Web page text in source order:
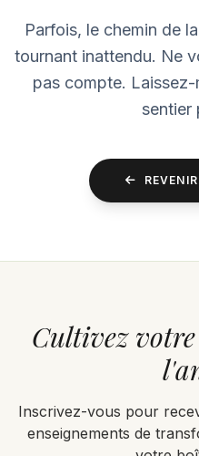
Parfois, le chemin de
tournant inattendu. Ne
pas compte.
sentier
Cultivez
Inscrivez-vous pour
enseignements de